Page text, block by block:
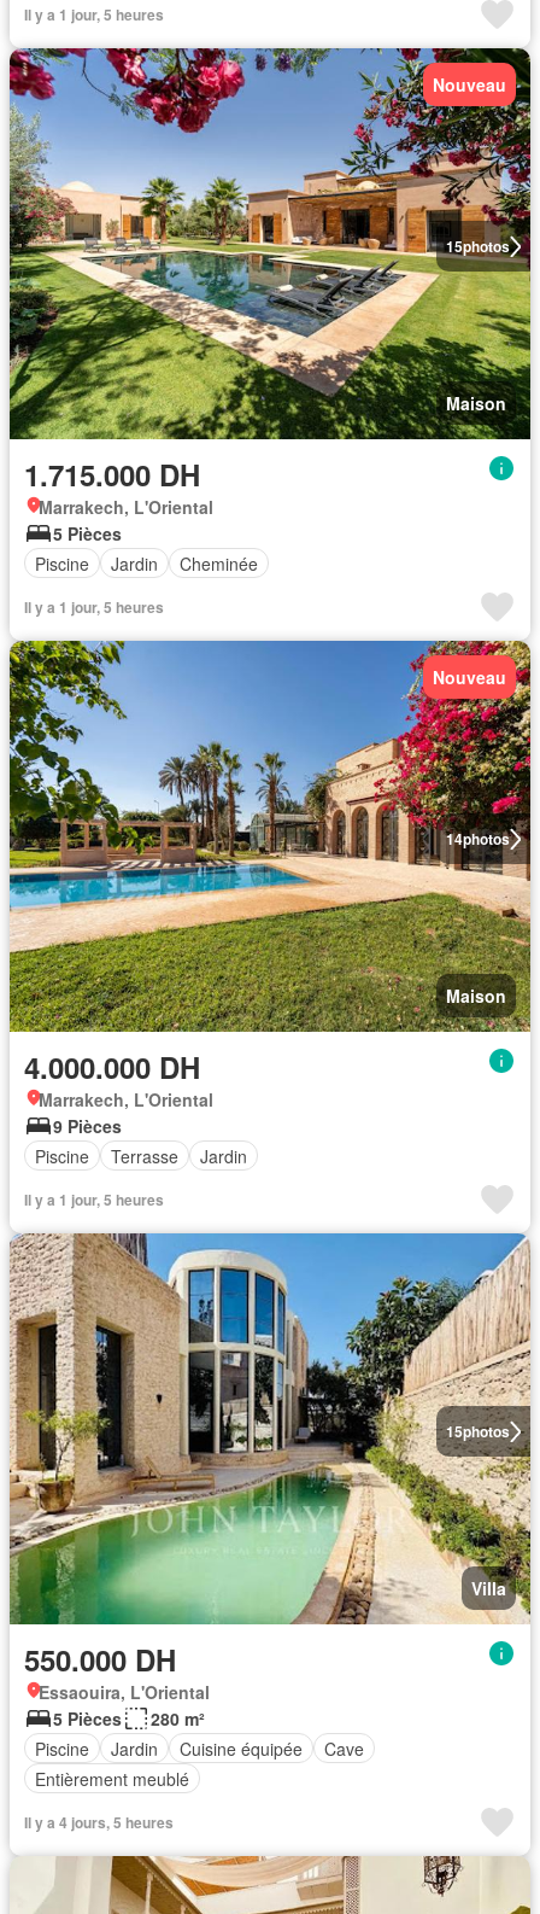
Il y a 1 jour, 5 heures
15photos
Nouveau
Maison
1.715.000 DH
Marrakech, L'Oriental
5 Pièces
Piscine
Jardin Cheminée
Il y a 1 jour, 5 heures
14photos
Nouveau
Maison
4.000.000 DH
Marrakech, L'Oriental
9 Pièces
Piscine
Terrasse Jardin
Il y a 1 jour, 5 heures
15photos
Villa
550.000 DH
Essaouira, L'Oriental
5 Pièces
280 m²
Piscine
Jardin Cuisine équipée
Cave
Entièrement meublé
Il y a 4 jours, 5 heures